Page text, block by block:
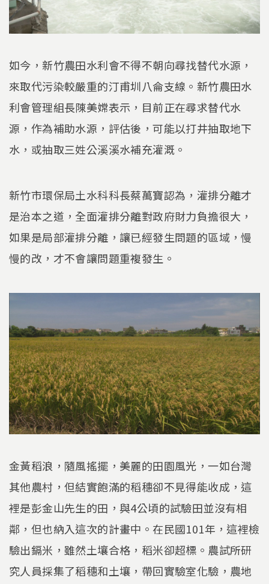
如今，新竹農田水利會不得不朝向尋找替代水源，
來取代污染較嚴重的汀甫圳八侖支線。新竹農田水
利會管理組長陳美嫦表示，目前正在尋求替代水
源，作為補助水源，評估後，可能以打井抽取地下
水，或抽取三姓公溪溪水補充灌溉。
新竹市環保局土水科科長蔡萬寶認為，灌排分離才
是治本之道，全面灌排分離對政府財力負擔很大，
如果是局部灌排分離，讓已經發生問題的區域，慢
慢的改，才不會讓問題重複發生。
金黃稻浪，隨風搖擺，美麗的田園風光，一如台灣
其他農村，但結實飽滿的稻穗卻不見得能收成，這
裡是彭金山先生的田，與4公頃的試驗田並沒有相
鄰，但也納入這次的計畫中。在民國101年，這裡檢
驗出鎘米，雖然土壤合格，稻米卻超標。農試所研
究人員採集了稻穗和土壤，帶回實驗室化驗，農地